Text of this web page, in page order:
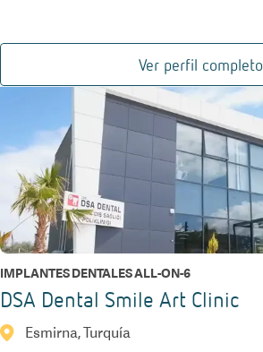
Ver perfil completo
IMPLANTES DENTALES ALL-ON-6
DSA Dental Smile Art Clinic
Esmirna, Turquía